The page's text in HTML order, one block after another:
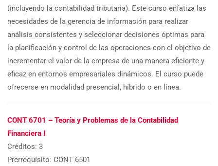
(incluyendo la contabilidad tributaria). Este curso enfatiza las
necesidades de la gerencia de información para realizar
análisis consistentes y seleccionar decisiones óptimas para
la planificación y control de las operaciones con el objetivo de
incrementar el valor de la empresa de una manera eficiente y
eficaz en entornos empresariales dinámicos. El curso puede
ofrecerse en modalidad presencial, híbrido o en línea.
CONT 6701 – Teoría y Problemas de la Contabilidad
Financiera I
Créditos: 3
Prerrequisito: CONT 6501